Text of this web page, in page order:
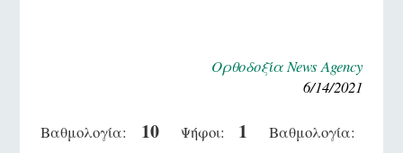
Ορθοδοξία News Agency
6/14/2021
Βαθμολογία: 10 Ψήφοι: 1 Βαθμολογία: